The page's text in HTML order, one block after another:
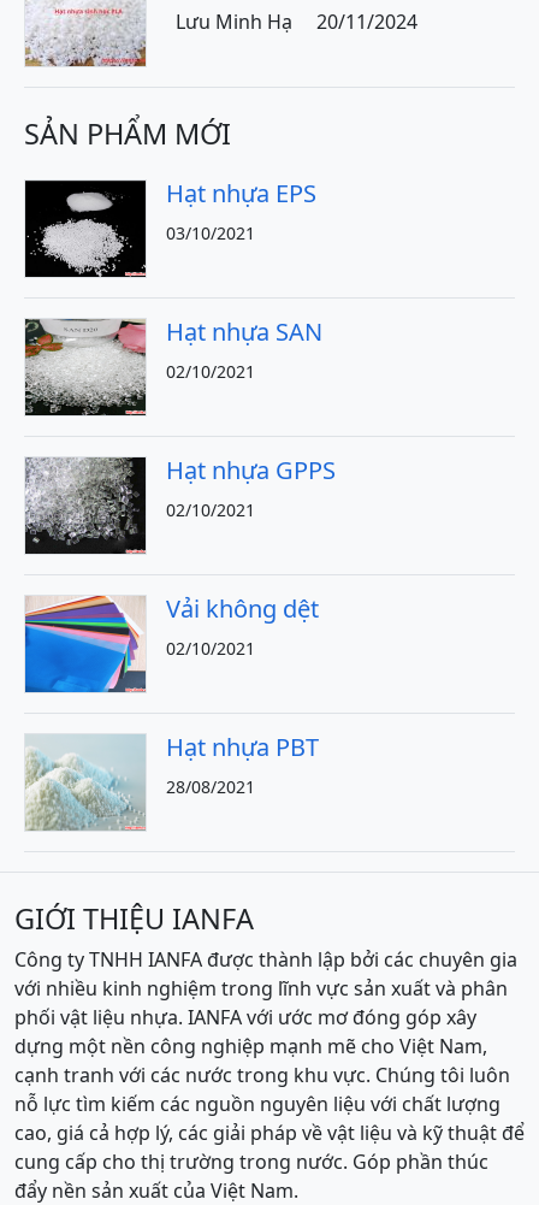
Lưu Minh Hạ 20/11/2024
SẢN PHẨM MỚI
Hạt nhựa EPS
03/10/2021
Hạt nhựa SAN
02/10/2021
Hạt nhựa GPPS
02/10/2021
Vải không dệt
02/10/2021
Hạt nhựa PBT
28/08/2021
GIỚI THIỆU IANFA
Công ty TNHH IANFA được thành lập bởi các chuyên gia
với nhiều kinh nghiệm trong lĩnh vực sản xuất và phân
phối vật liệu nhựa. IANFA với ước mơ đóng góp xây
dựng một nền công nghiệp mạnh mẽ cho Việt Nam,
cạnh tranh với các nước trong khu vực. Chúng tôi luôn
nỗ lực tìm kiếm các nguồn nguyên liệu với chất lượng
cao, giá cả hợp lý, các giải pháp về vật liệu và kỹ thuật để
cung cấp cho thị trường trong nước. Góp phần thúc
đẩy nền sản xuất của Việt Nam.